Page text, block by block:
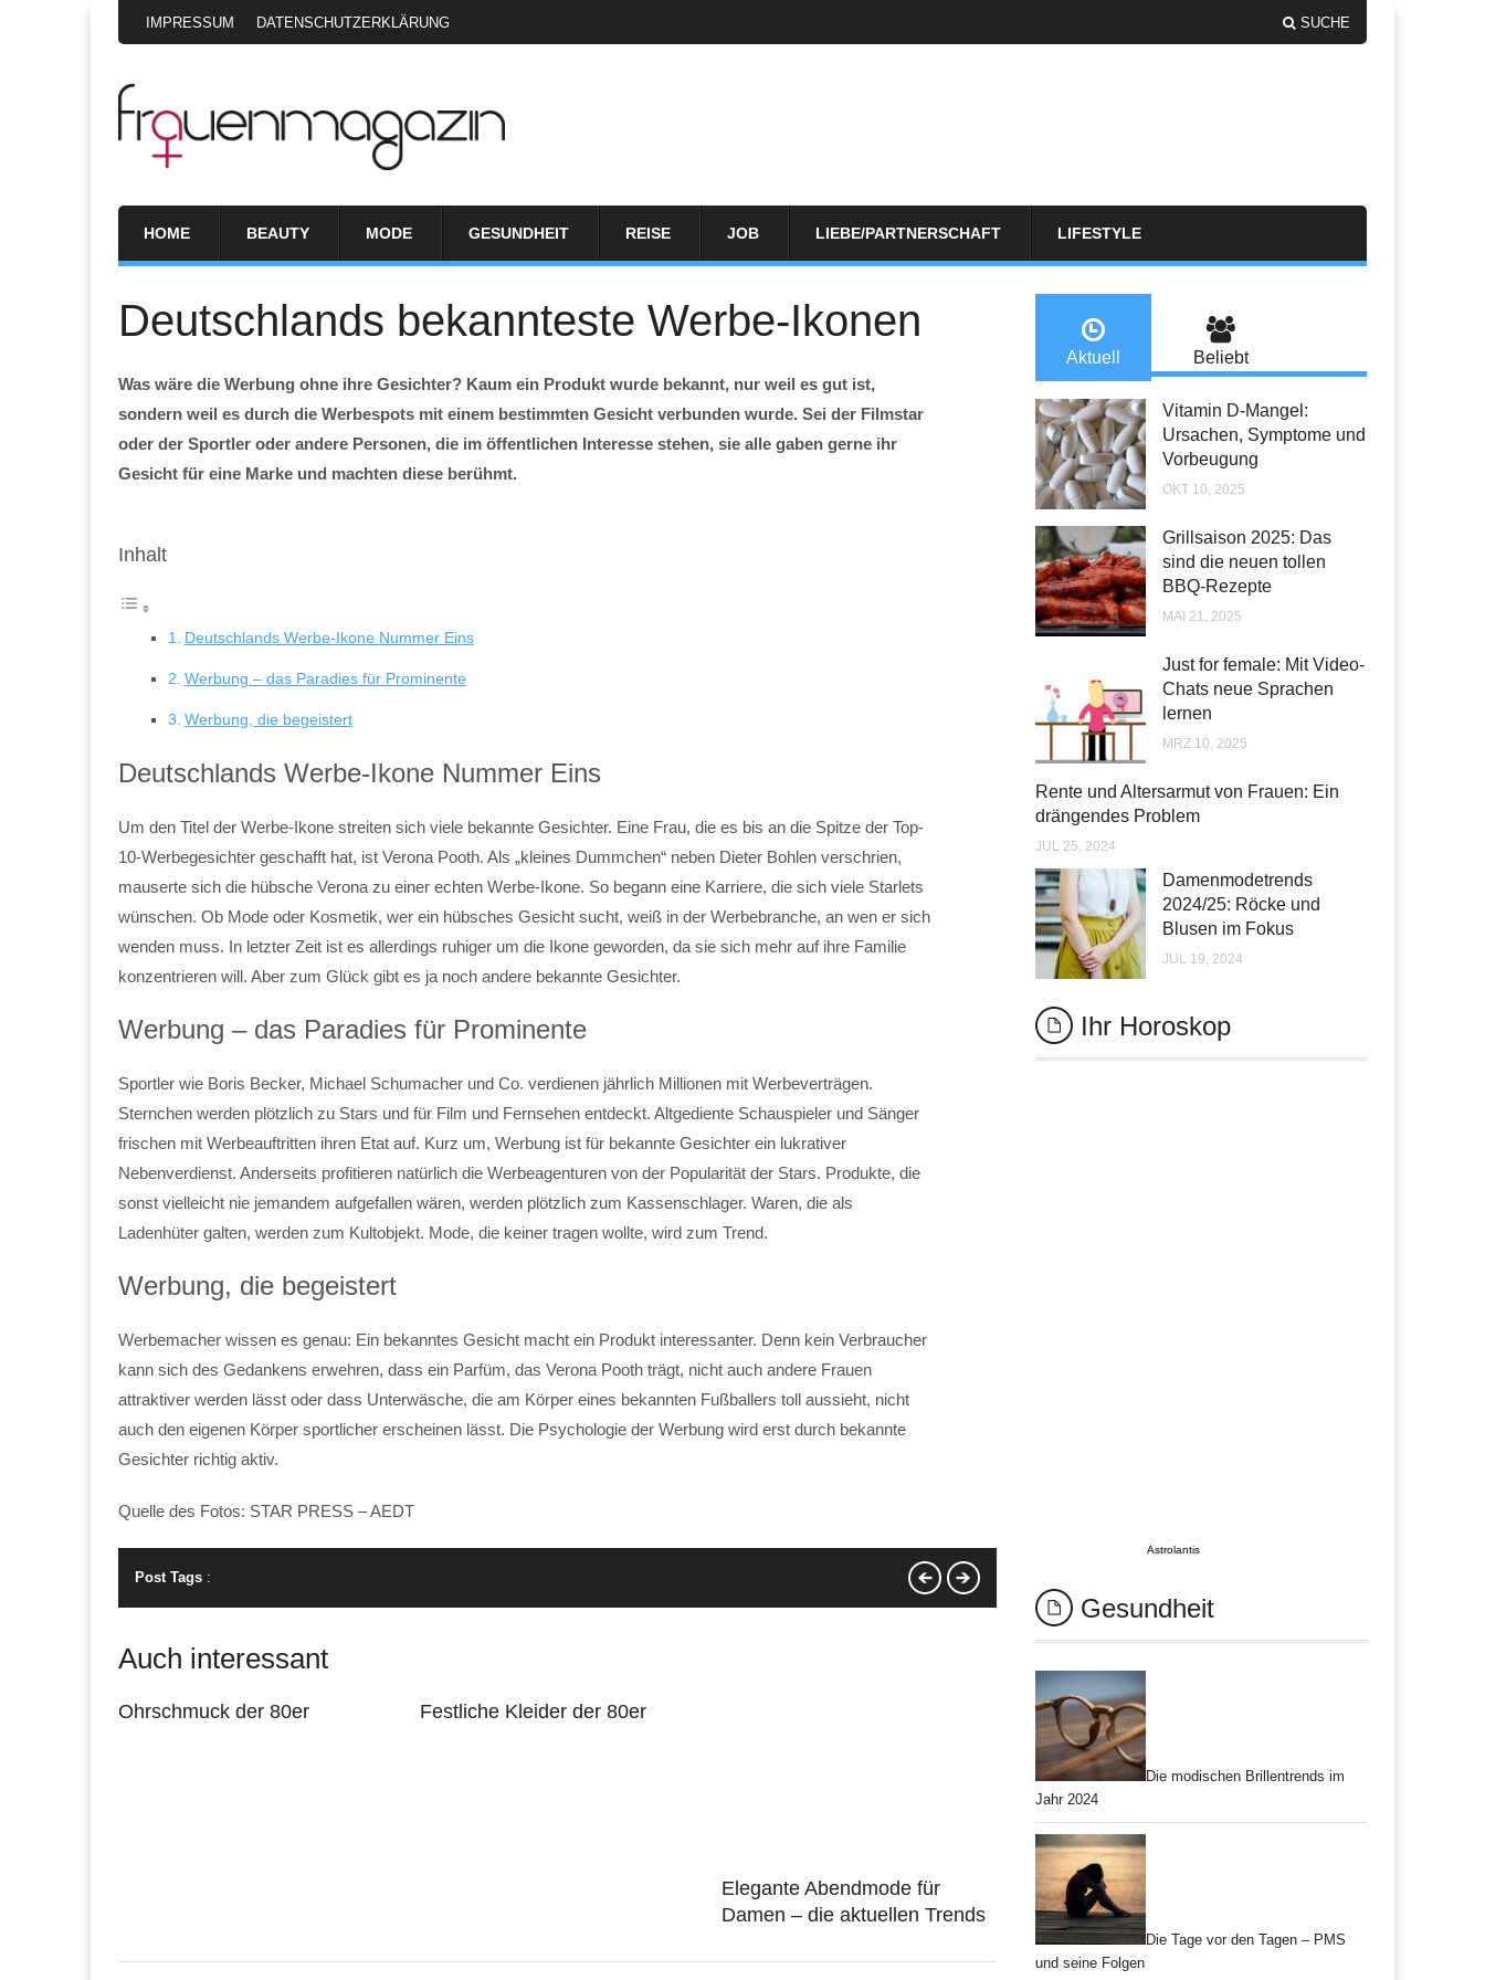
IMPRESSUM DATENSCHUTZERKLÄRUNG SUCHE
HOME BEAUTY MODE GESUNDHEIT REISE JOB LIEBE/PARTNERSCHAFT LIFESTYLE
Deutschlands bekannteste Werbe-Ikonen
Was wäre die Werbung ohne ihre Gesichter? Kaum ein Produkt wurde bekannt, nur weil es gut ist,
sondern weil es durch die Werbespots mit einem bestimmten Gesicht verbunden wurde. Sei der Filmstar
oder der Sportler oder andere Personen, die im öffentlichen Interesse stehen, sie alle gaben gerne ihr
Gesicht für eine Marke und machten diese berühmt.
Inhalt
Deutschlands Werbe-Ikone Nummer Eins
Werbung – das Paradies für Prominente
Werbung, die begeistert
Deutschlands Werbe-Ikone Nummer Eins
Um den Titel der Werbe-Ikone streiten sich viele bekannte Gesichter. Eine Frau, die es bis an die Spitze der Top-
10-Werbegesichter geschafft hat, ist Verona Pooth. Als „kleines Dummchen“ neben Dieter Bohlen verschrien,
mauserte sich die hübsche Verona zu einer echten Werbe-Ikone. So begann eine Karriere, die sich viele Starlets
wünschen. Ob Mode oder Kosmetik, wer ein hübsches Gesicht sucht, weiß in der Werbebranche, an wen er sich
wenden muss. In letzter Zeit ist es allerdings ruhiger um die Ikone geworden, da sie sich mehr auf ihre Familie
konzentrieren will. Aber zum Glück gibt es ja noch andere bekannte Gesichter.
Werbung – das Paradies für Prominente
Sportler wie Boris Becker, Michael Schumacher und Co. verdienen jährlich Millionen mit Werbeverträgen.
Sternchen werden plötzlich zu Stars und für Film und Fernsehen entdeckt. Altgediente Schauspieler und Sänger
frischen mit Werbeauftritten ihren Etat auf. Kurz um, Werbung ist für bekannte Gesichter ein lukrativer
Nebenverdienst. Anderseits profitieren natürlich die Werbeagenturen von der Popularität der Stars. Produkte, die
sonst vielleicht nie jemandem aufgefallen wären, werden plötzlich zum Kassenschlager. Waren, die als
Ladenhüter galten, werden zum Kultobjekt. Mode, die keiner tragen wollte, wird zum Trend.
Werbung, die begeistert
Werbemacher wissen es genau: Ein bekanntes Gesicht macht ein Produkt interessanter. Denn kein Verbraucher
kann sich des Gedankens erwehren, dass ein Parfüm, das Verona Pooth trägt, nicht auch andere Frauen
attraktiver werden lässt oder dass Unterwäsche, die am Körper eines bekannten Fußballers toll aussieht, nicht
auch den eigenen Körper sportlicher erscheinen lässt. Die Psychologie der Werbung wird erst durch bekannte
Gesichter richtig aktiv.
Quelle des Fotos: STAR PRESS – AEDT
Post Tags :
Auch interessant
Ohrschmuck der 80er Festliche Kleider der 80er
Elegante Abendmode für
Damen – die aktuellen Trends
Aktuell Beliebt
Vitamin D-Mangel:
Ursachen, Symptome und
Vorbeugung
OKT 10, 2025
Grillsaison 2025: Das
sind die neuen tollen
BBQ-Rezepte
MAI 21, 2025
Just for female: Mit Video-
Chats neue Sprachen
lernen
MRZ 10, 2025
Rente und Altersarmut von Frauen: Ein
drängendes Problem
JUL 25, 2024
Damenmodetrends
2024/25: Röcke und
Blusen im Fokus
JUL 19, 2024
Ihr Horoskop
Astrolantis
Gesundheit
Die modischen Brillentrends im
Jahr 2024
Die Tage vor den Tagen – PMS
und seine Folgen